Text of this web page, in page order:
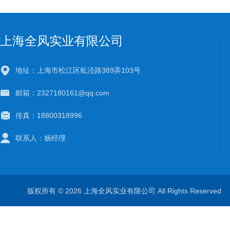
上海全风实业有限公司
地址：上海市松江区虬泾路389弄103号
邮箱：2327180161@qq.com
传真：18800318996
联系人：杨经理
版权所有 © 2026 上海全风实业有限公司 All Rights